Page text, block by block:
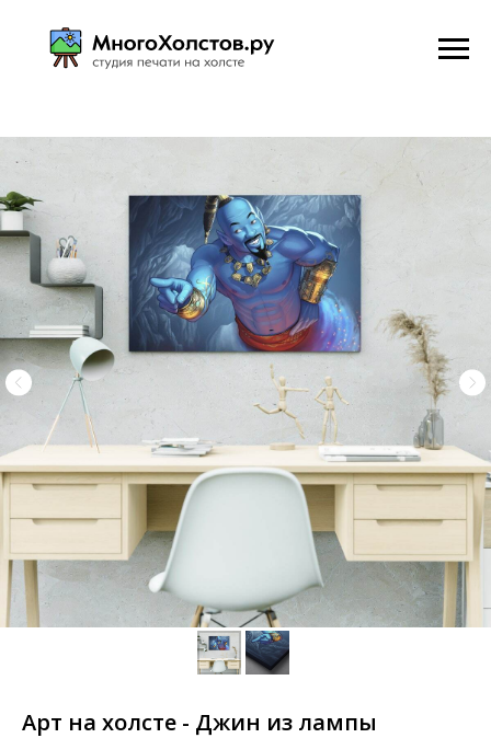
Арт на холсте - Джин из лампы